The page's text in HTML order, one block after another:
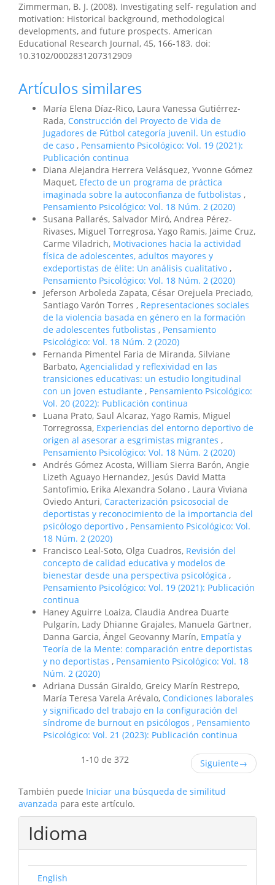
Zimmerman, B. J. (2008). Investigating self- regulation and
motivation: Historical background, methodological
developments, and future prospects. American
Educational Research Journal, 45, 166-183. doi:
10.3102/0002831207312909
Artículos similares
María Elena Díaz-Rico, Laura Vanessa Gutiérrez-
Rada, Construcción del Proyecto de Vida de
Jugadores de Fútbol categoría juvenil. Un estudio
de caso , Pensamiento Psicológico: Vol. 19 (2021):
Publicación continua
Diana Alejandra Herrera Velásquez, Yvonne Gómez
Maquet, Efecto de un programa de práctica
imaginada sobre la autoconfianza de futbolistas ,
Pensamiento Psicológico: Vol. 18 Núm. 2 (2020)
Susana Pallarés, Salvador Miró, Andrea Pérez-
Rivases, Miguel Torregrosa, Yago Ramis, Jaime Cruz,
Carme Viladrich, Motivaciones hacia la actividad
física de adolescentes, adultos mayores y
exdeportistas de élite: Un análisis cualitativo ,
Pensamiento Psicológico: Vol. 18 Núm. 2 (2020)
Jeferson Arboleda Zapata, César Orejuela Preciado,
Santiago Varón Torres , Representaciones sociales
de la violencia basada en género en la formación
de adolescentes futbolistas , Pensamiento
Psicológico: Vol. 18 Núm. 2 (2020)
Fernanda Pimentel Faria de Miranda, Silviane
Barbato, Agencialidad y reflexividad en las
transiciones educativas: un estudio longitudinal
con un joven estudiante , Pensamiento Psicológico:
Vol. 20 (2022): Publicación continua
Luana Prato, Saul Alcaraz, Yago Ramis, Miguel
Torregrossa, Experiencias del entorno deportivo de
origen al asesorar a esgrimistas migrantes ,
Pensamiento Psicológico: Vol. 18 Núm. 2 (2020)
Andrés Gómez Acosta, William Sierra Barón, Angie
Lizeth Aguayo Hernandez, Jesús David Matta
Santofimio, Erika Alexandra Solano , Laura Viviana
Oviedo Anturi, Caracterización psicosocial de
deportistas y reconocimiento de la importancia del
psicólogo deportivo , Pensamiento Psicológico: Vol.
18 Núm. 2 (2020)
Francisco Leal-Soto, Olga Cuadros, Revisión del
concepto de calidad educativa y modelos de
bienestar desde una perspectiva psicológica ,
Pensamiento Psicológico: Vol. 19 (2021): Publicación
continua
Haney Aguirre Loaiza, Claudia Andrea Duarte
Pulgarín, Lady Dhianne Grajales, Manuela Gärtner,
Danna Garcia, Ángel Geovanny Marín, Empatía y
Teoría de la Mente: comparación entre deportistas
y no deportistas , Pensamiento Psicológico: Vol. 18
Núm. 2 (2020)
Adriana Dussán Giraldo, Greicy Marín Restrepo,
María Teresa Varela Arévalo, Condiciones laborales
y significado del trabajo en la configuración del
síndrome de burnout en psicólogos , Pensamiento
Psicológico: Vol. 21 (2023): Publicación continua
1-10 de 372 Siguiente→
También puede Iniciar una búsqueda de similitud
avanzada para este artículo.
Idioma
English